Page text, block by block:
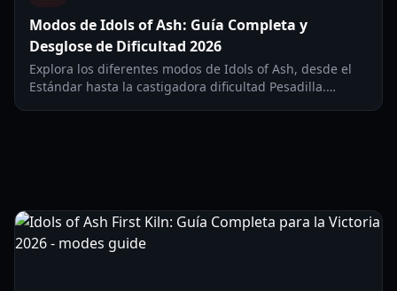
Modos de Idols of Ash: Guía Completa y
Desglose de Dificultad 2026
Explora los diferentes modos de Idols of Ash, desde el
Estándar hasta la castigadora dificultad Pesadilla.